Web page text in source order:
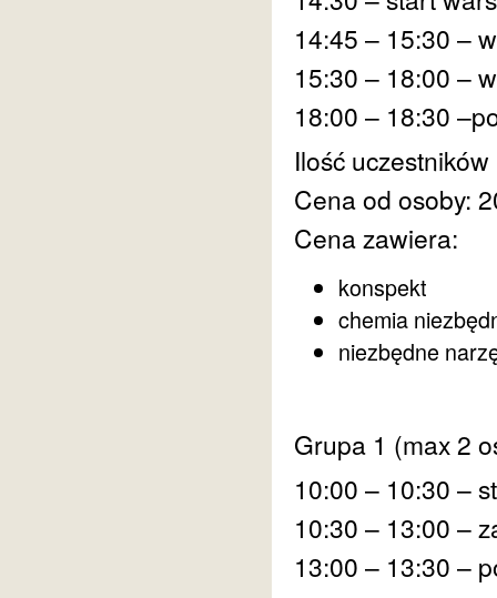
14:45 – 15:30 –
15:30 – 18:00 –
18:00 – 18:30
Ilość
Cena od osoby:
Cena zawiera:
konspekt
chemia
niezbędne
Grupa 1 (max 2
10:00 – 10:30 –
10:30 – 13:00 –
13:00 – 13:30 –